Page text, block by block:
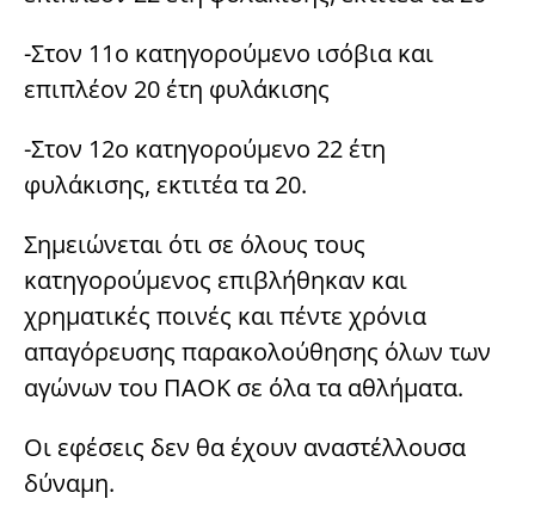
-Στον 11ο κατηγορούμενο ισόβια και
επιπλέον 20 έτη φυλάκισης
-Στον 12ο κατηγορούμενο 22 έτη
φυλάκισης, εκτιτέα τα 20.
Σημειώνεται ότι σε όλους τους
κατηγορούμενος επιβλήθηκαν και
χρηματικές ποινές και πέντε χρόνια
απαγόρευσης παρακολούθησης όλων των
αγώνων του ΠΑΟΚ σε όλα τα αθλήματα.
Οι εφέσεις δεν θα έχουν αναστέλλουσα
δύναμη.